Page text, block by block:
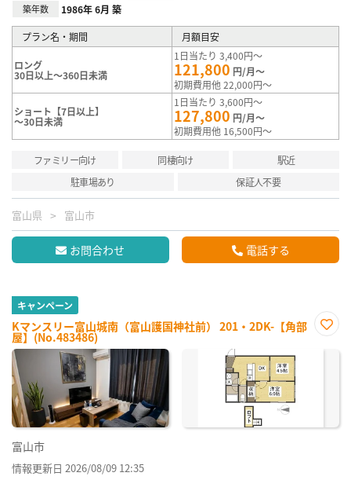
築年数 1986年 6月 築
プラン名・期間 月額目安
ロング
30日以上～360日未満
1日当たり 3,400円～
121,800 円/月～
初期費用他 22,000円～
ショート【7日以上】
～30日未満
1日当たり 3,600円～
127,800 円/月～
初期費用他 16,500円～
ファミリー向け 同棲向け
駅近
駐車場あり
保証人不要
富山県 富山市
お問合わせ 電話する
キャンペーン
Kマンスリー富山城南（富山護国神社前） 201・2DK-【角部
屋】(No.483486)
に入
富山市
情報更新日 2026/08/09 12:35